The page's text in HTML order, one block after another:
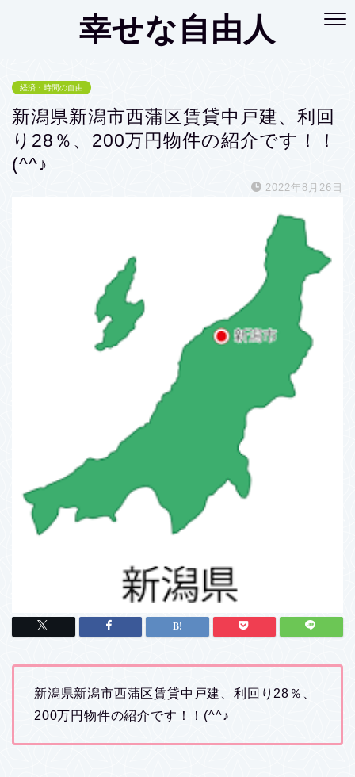
幸せな自由人
経済・時間の自由
新潟県新潟市西蒲区賃貸中戸建、利回
り28％、200万円物件の紹介です！！
(^^♪
2022年8月26日
新潟県新潟市西蒲区賃貸中戸建、利回り28％、
200万円物件の紹介です！！(^^♪